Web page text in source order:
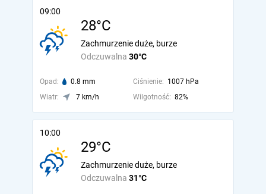
09:00
28°C
Odczuwalna 30°C
Zachmurzenie duże, burze
Opad: 0.8 mm Ciśnienie: 1007 hPa
Wiatr:
7 km/h Wilgotność: 82%
10:00
29°C
Odczuwalna 31°C
Zachmurzenie duże, burze